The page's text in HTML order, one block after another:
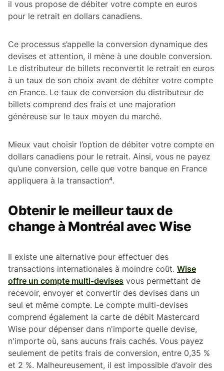
il vous propose de débiter votre compte en euros
pour le retrait en dollars canadiens.
Ce processus s’appelle la conversion dynamique des
devises et attention, il mène à une double conversion.
Le distributeur de billets reconvertit le retrait en euros
à un taux de son choix avant de débiter votre compte
en France. Le taux de conversion du distributeur de
billets comprend des frais et une majoration
généreuse sur le taux moyen du marché.
Mieux vaut choisir l’option de débiter votre compte en
dollars canadiens pour le retrait. Ainsi, vous ne payez
qu’une conversion, celle que votre banque en France
appliquera à la transaction⁴.
Obtenir le meilleur taux de
change à Montréal avec Wise
Il existe une alternative pour effectuer des
transactions internationales à moindre coût. Wise
offre un compte multi-devises vous permettant de
recevoir, envoyer et convertir des devises dans un
seul et même compte. Le compte multi-devises
comprend également la carte de débit Mastercard
Wise pour dépenser dans n'importe quelle devise,
n'importe où, sans aucuns frais cachés. Vous payez
seulement de petits frais de conversion, entre 0,35 %
et 2 %. Malheureusement, il est impossible d’avoir des